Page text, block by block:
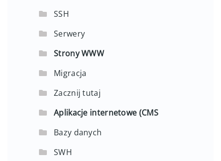
SSH
Serwery
Strony WWW
Migracja
Zacznij tutaj
Aplikacje internetowe (CMS
Bazy danych
SWH